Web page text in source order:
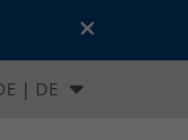
Abenteuer!
| DE